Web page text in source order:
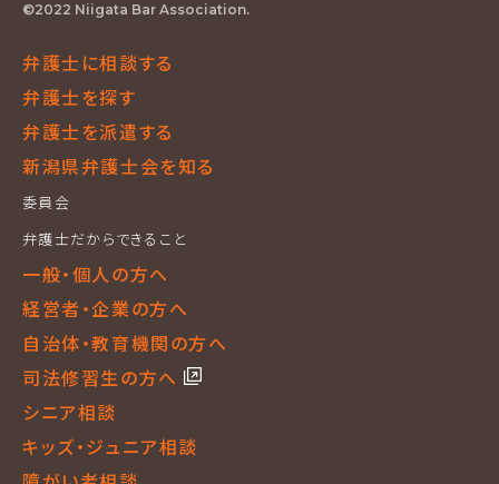
©2022 Niigata Bar Association.
弁護士に相談する
弁護士を探す
弁護士を派遣する
新潟県弁護士会を知る
委員会
弁護士だからできること
一般・個人の方へ
経営者・企業の方へ
自治体・教育機関の方へ
司法修習生の方へ
シニア相談
キッズ・ジュニア相談